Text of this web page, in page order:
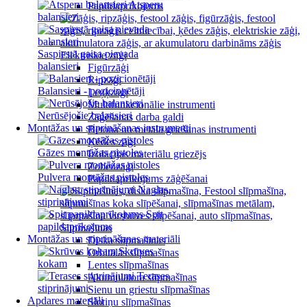
Atsperu
balansieri
Saspiestā gaisa pievada
balansieri
Balansieri - pozicionētāji
Nerūsējošie balansieri
Montāžas un stiprināšanas instrumenti
Gāzes montāžas pistoles
Pulvera montāžas pistoles
Naglas,
stiprinājumi
Spit
papildaprīkojums
Montāžas un stiprināšanas materiāli
Skrūves
kokam
Terases
stiprinājumi
Apdares materiāli
Papildaprīkojums
Elektriskie zāģi
Figūrzāģi
Ripzāģi
Leņķzāģi
Multifunkcionālie instrumenti
Zāģēšanas darba galdi
Betona un metāla griešanas instrumenti
Ķēdes zāģi
Izolācijas materiālu griezējs
Zobenzāģi
Papildaprīkojums zāģēšanai
Slīpmašīnas
Diska slīpmašīnas
Orbitālās slīpmašīnas
Lentes slīpmašīnas
Akumulatora slīpmašīnas
Sienu un griestu slīpmašīnas
Slotiņu slīpmašīnas